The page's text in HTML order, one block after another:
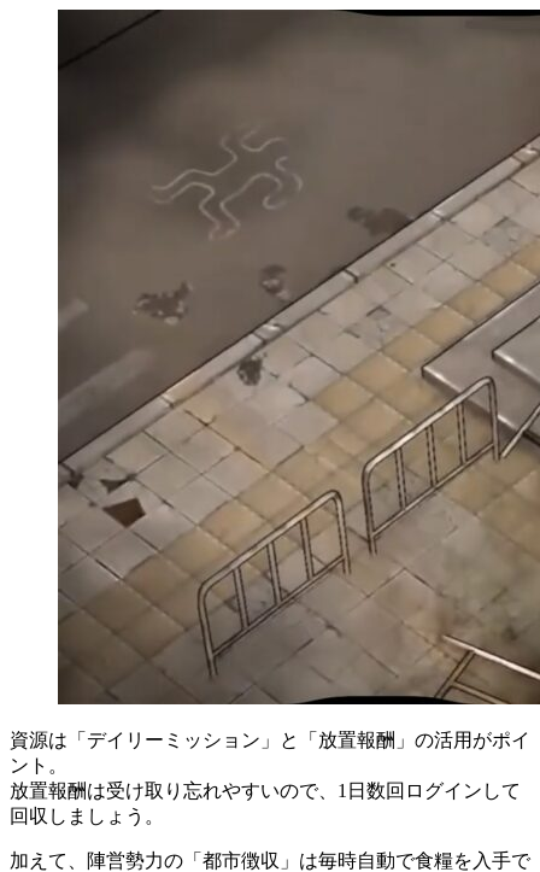
資源は「デイリーミッション」と「放置報酬」の活用がポイ
ント。
放置報酬は受け取り忘れやすいので、1日数回ログインして
回収しましょう。
加えて、陣営勢力の「都市徴収」は毎時自動で食糧を入手で